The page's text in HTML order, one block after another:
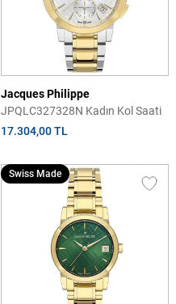
Jacques Philippe
JPQLC327328N Kadın Kol Saati
17.304,00 TL
Swiss Made